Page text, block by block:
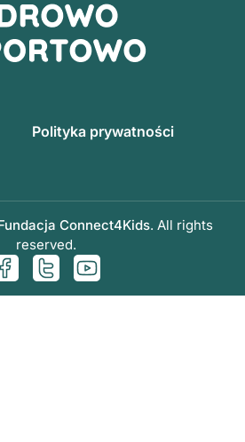
Polityka prywatności
Connect4Kids. All rights
reserved.